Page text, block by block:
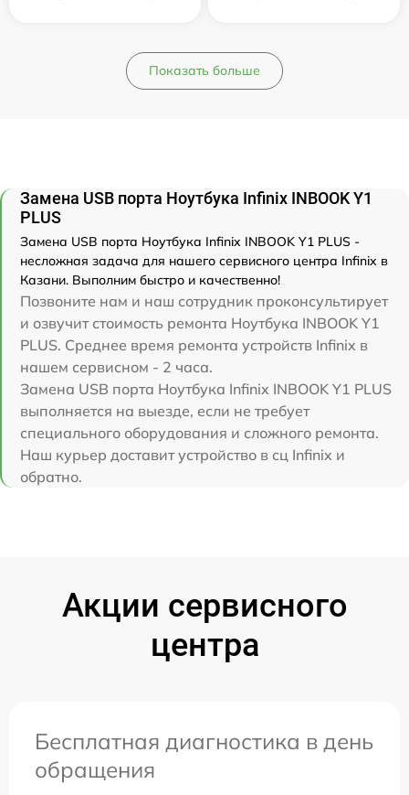
Показать больше
Замена USB порта Ноутбука Infinix INBOOK Y1
PLUS
Замена USB порта Ноутбука Infinix INBOOK Y1 PLUS -
несложная задача для нашего сервисного центра Infinix в
Казани. Выполним быстро и качественно!
Позвоните нам и наш сотрудник проконсультирует
и озвучит стоимость ремонта Ноутбука INBOOK Y1
PLUS. Среднее время ремонта устройств Infinix в
нашем сервисном - 2 часа.
Замена USB порта Ноутбука Infinix INBOOK Y1 PLUS
выполняется на выезде, если не требует
специального оборудования и сложного ремонта.
Наш курьер доставит устройство в сц Infinix и
обратно.
Акции сервисного
центра
Бесплатная диагностика в день
обращения